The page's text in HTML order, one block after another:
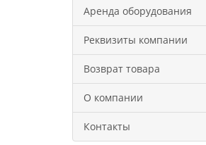
Аренда оборудования
Реквизиты компании
Возврат товара
О компании
Контакты